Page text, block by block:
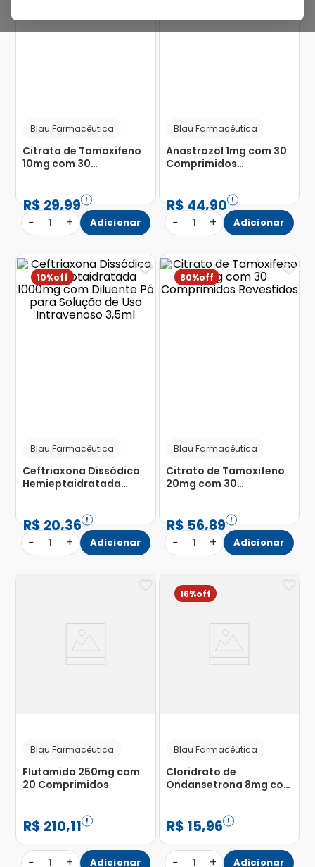
Blau Farmacêutica
Citrato de Tamoxifeno
10mg com 30
R$29,99
− 1 + Adicionar
Blau Farmacêutica
Anastrozol 1mg com 30
Comprimidos
R$44,90
− 1 + Adicionar
10%
Blau Farmacêutica
Ceftriaxona Dissódica
Hemieptaidratada
Intravenoso 3,5ml
R$20,36
− 1 + Adicionar
80%
Blau Farmacêutica
Citrato de Tamoxifeno
20mg com 30
R$56,89
− 1 + Adicionar
Blau Farmacêutica
Flutamida 250mg com
20 Comprimidos
R$ 210,11
− 1 + Adicionar
16%
Blau Farmacêutica
Cloridrato de
Ondansetrona 8mg com
R$ 15,96
− 1 + Adicionar